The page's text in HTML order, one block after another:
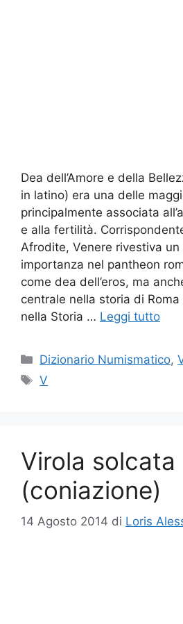
Dea dell’Amore e della
in latino) era una delle
principalmente associata
e alla fertilità.
Afrodite, Venere rivestiva
importanza nel pantheon
come dea dell’eros, ma
centrale nella storia di
nella Storia … Leggi tutto
Categorie
Dizionario Numismatico,
Tag
V
Virola solcata
(coniazione)
14 Agosto 2014 di Loris